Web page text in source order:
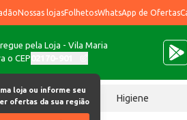
Nossas lojasFolhetosWhatsApp de Ofertas
pela Loja - Vila Maria
o CEP
loja ou informe seu
ofertas da sua região
Chocolates Higiene